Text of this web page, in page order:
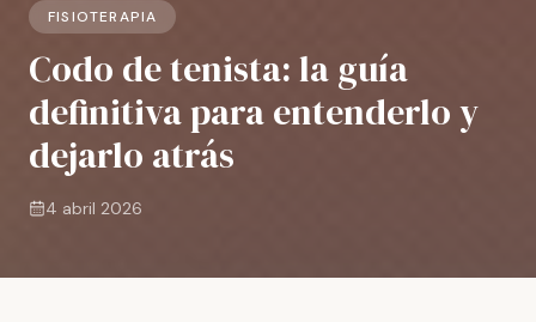
FISIOTERAPIA
Codo de tenista: la guía
definitiva para entenderlo y
dejarlo atrás
4 abril 2026